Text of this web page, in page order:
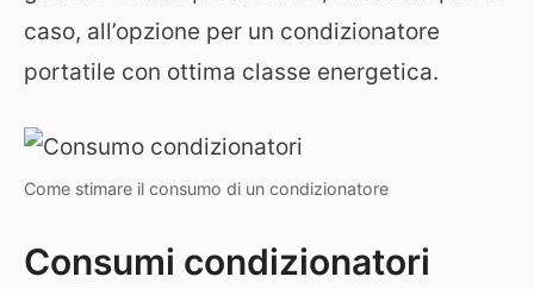
caso, all’opzione per un condizionatore
portatile con ottima classe energetica.
Come stimare il consumo di un condizionatore
Consumi condizionatori